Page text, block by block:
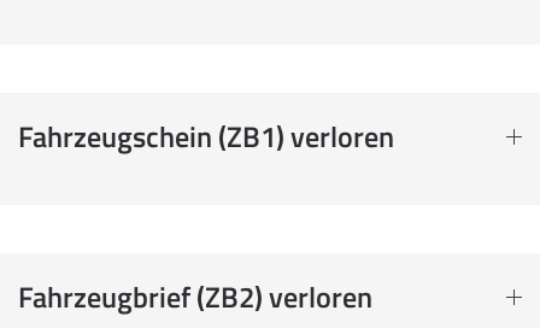
Fahrzeugschein (ZB1) verloren
Fahrzeugbrief (ZB2) verloren